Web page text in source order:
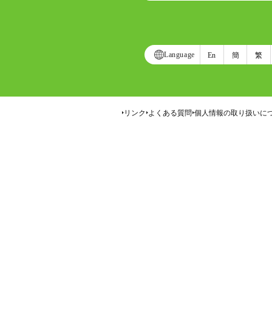
Language En 簡 繁
リンク よくある質問 個人情報の取り扱いに